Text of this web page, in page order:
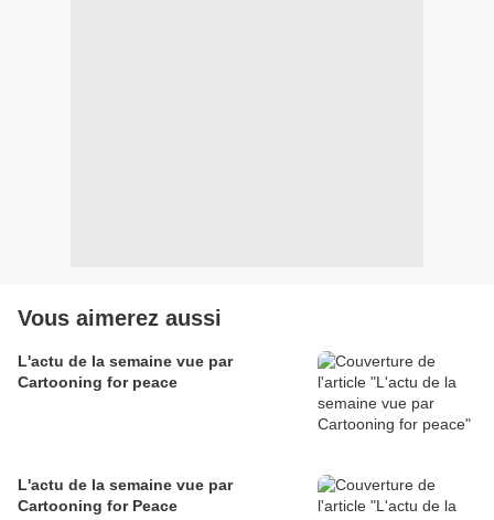
Vous aimerez aussi
L'actu de la semaine vue par
Cartooning for peace
L'actu de la semaine vue par
Cartooning for Peace